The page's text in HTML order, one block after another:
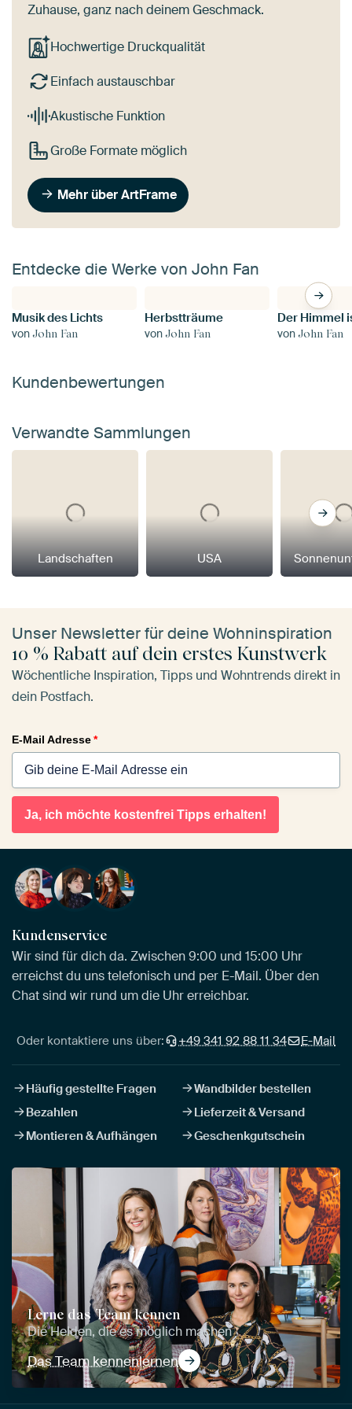
Zuhause, ganz nach deinem Geschmack.
Hochwertige Druckqualität
Einfach austauschbar
Akustische Funktion
Große Formate möglich
Mehr über ArtFrame
Entdecke die Werke von John Fan
Musik des Lichts
vonJohn Fan
Herbstträume
vonJohn Fan vonJohn Fan
Kundenbewertungen
Verwandte Sammlungen
Landschaften USA
Unser Newsletter für deine Wohninspiration
10 % Rabatt auf dein erstes Kunstwerk
Wöchentliche Inspiration, Tipps und Wohntrends direkt in
dein Postfach.
E-Mail Adresse*
Ja, ich möchte kostenfrei Tipps erhalten!
Kundenservice
Wir sind für dich da. Zwischen 9:00 und 15:00 Uhr
erreichst du uns telefonisch und per E-Mail. Über den
Chat sind wir rund um die Uhr erreichbar.
Oder kontaktiere uns über: +49 341 92 88 11 34 E-Mail
Häufig gestellte Fragen
Wandbilder bestellen
Bezahlen
Lieferzeit & Versand
Montieren & Aufhängen
Geschenkgutschein
Lerne das Team kennen
Die Helden, die es möglich machen
Das Team kennenlernen